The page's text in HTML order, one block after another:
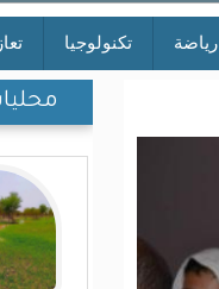
رياضة تكنولوجيا